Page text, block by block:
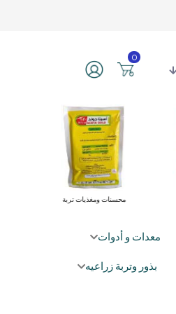
0
مبيدات زراعية
معدات و أدوات
بذور وتربة زراعيه